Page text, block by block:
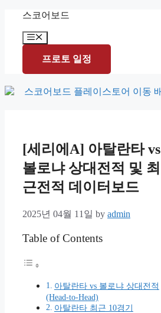
content
스코어보드
Menu
프로토 일정
[세리에A] 아탈란타 vs
볼로냐 상대전적 및 최
근전적 데이터보드
2025년 04월 11일 by admin
Table of Contents
아탈란타 vs 볼로냐 상대전적
(Head-to-Head)
아탈란타 최근 10경기